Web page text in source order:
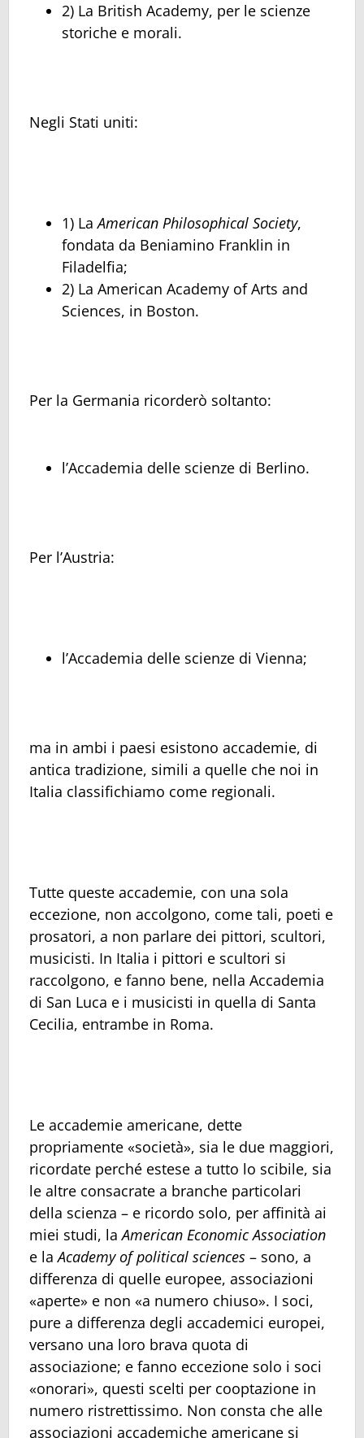
2) La British Academy, per le scienze
storiche e morali.
Negli Stati uniti:
1) LaAmerican Philosophical Society,
fondata da Beniamino Franklin in
Filadelfia;
2) La American Academy of Arts and
Sciences, in Boston.
Per la Germania ricorderò soltanto:
l’Accademia delle scienze di Berlino.
Per l’Austria:
l’Accademia delle scienze di Vienna;
ma in ambi i paesi esistono accademie, di
antica tradizione, simili a quelle che noi in
Italia classifichiamo come regionali.
Tutte queste accademie, con una sola
eccezione, non accolgono, come tali, poeti e
prosatori, a non parlare dei pittori, scultori,
musicisti. In Italia i pittori e scultori si
raccolgono, e fanno bene, nella Accademia
di San Luca e i musicisti in quella di Santa
Cecilia, entrambe in Roma.
Le accademie americane, dette
propriamente «società», sia le due maggiori,
ricordate perché estese a tutto lo scibile, sia
le altre consacrate a branche particolari
della scienza – e ricordo solo, per affinità ai
miei studi, laAmerican Economic Association
e laAcademy of political sciences – sono, a
differenza di quelle europee, associazioni
«aperte» e non «a numero chiuso». I soci,
pure a differenza degli accademici europei,
versano una loro brava quota di
associazione; e fanno eccezione solo i soci
«onorari», questi scelti per cooptazione in
numero ristrettissimo. Non consta che alle
associazioni accademiche americane si